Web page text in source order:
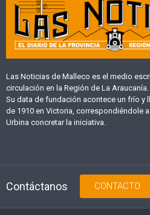
Las Noticias de Malleco es el medio
circulación en la Región de La Araucanía.
Su data de fundación acontece un frío y
de 1910 en Victoria, correspondiéndole
Urbina concretar la iniciativa.
Contáctanos CONTACTO